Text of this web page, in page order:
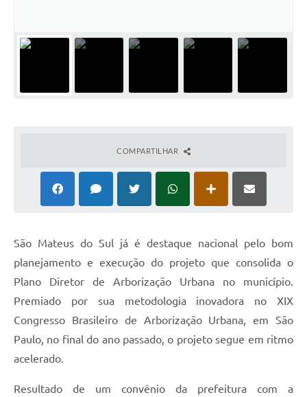
Projeto Nascente Viva
Telefones Prefeitura Municipal
Feriados Municipais
Imprensa
Plantão das Funerárias
Serviço de Informação ao Cidadão
Termos de Fomento
COMPARTILHAR
São Mateus do Sul já é destaque nacional pelo bom
planejamento e execução do projeto que consolida o
Plano Diretor de Arborização Urbana no município.
Premiado por sua metodologia inovadora no XIX
Congresso Brasileiro de Arborização Urbana , em São
Paulo, no final do ano passado, o projeto segue em ritmo
acelerado.
Resultado de um convênio da prefeitura com a